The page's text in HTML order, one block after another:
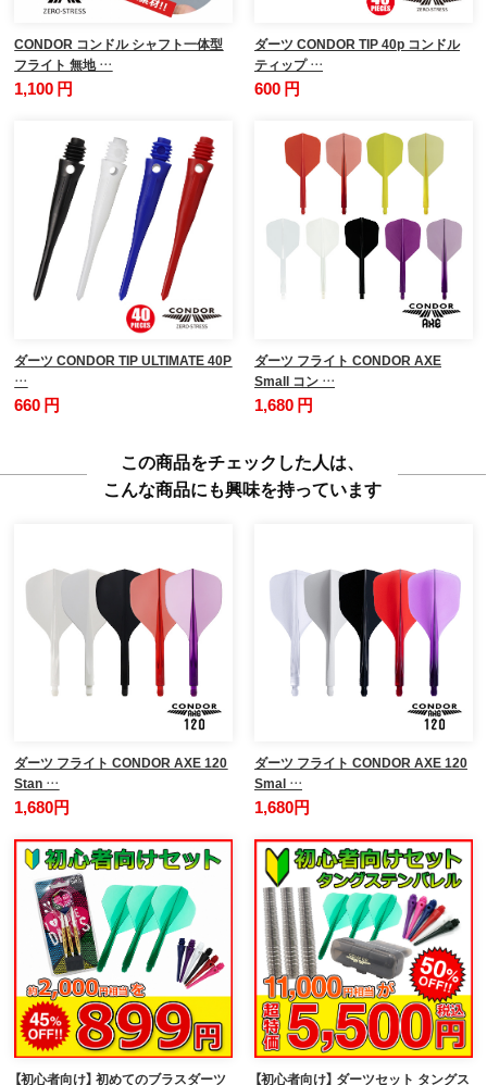
CONDOR コンドル シャフト一体型
フライト 無地 …
1,100 円
ダーツ CONDOR TIP 40p コンドル
ティップ …
600 円
ダーツ CONDOR TIP ULTIMATE 40P
…
660 円
ダーツ フライト CONDOR AXE
Small コン …
1,680 円
この商品をチェックした人は、
こんな商品にも興味を持っています
ダーツ フライト CONDOR AXE 120
Stan …
1,680円
ダーツ フライト CONDOR AXE 120
Smal …
1,680円
【初心者向け】 初めてのブラスダーツ 【初心者向け】 ダーツセット タングス